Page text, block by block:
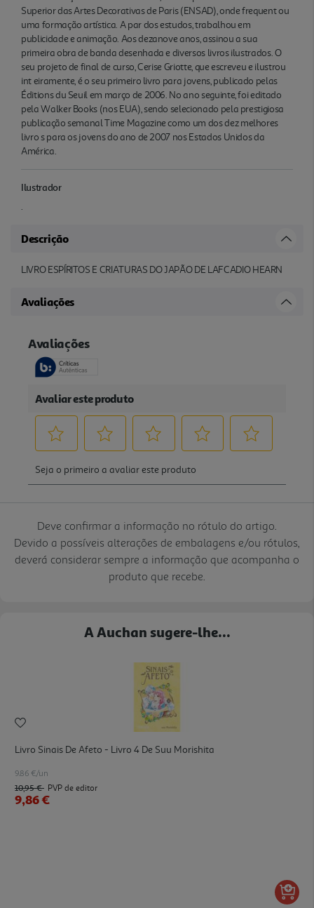
Superior das Artes Decorativas de Paris (ENSAD), onde frequent ou
uma formação artística. A par dos estudos, trabalhou em
publicidade e animação. Aos dezanove anos, assinou a sua
primeira obra de banda desenhada e diversos livros ilustrados. O
seu projeto de final de curso, Cerise Griotte, que escreveu e ilustrou
int eiramente, é o seu primeiro livro para jovens, publicado pelas
Éditions du Seuil em março de 2006. No ano seguinte, foi editado
pela Walker Books (nos EUA), sendo selecionado pela prestigiosa
publicação semanal Time Magazine como um dos dez melhores
livro s para os jovens do ano de 2007 nos Estados Unidos da
América.
Ilustrador
.
Descrição
LIVRO ESPÍRITOS E CRIATURAS DO JAPÃO DE LAFCADIO HEARN
Avaliações
Deve confirmar a informação no rótulo do artigo.
Devido a possíveis alterações de embalagens e/ou rótulos,
deverá considerar sempre a informação que acompanha o
produto que recebe.
A Auchan sugere-lhe...
Livro Sinais De Afeto - Livro 4 De Suu Morishita
9.86 €/un
10,95 € PVP de editor
9,86 €